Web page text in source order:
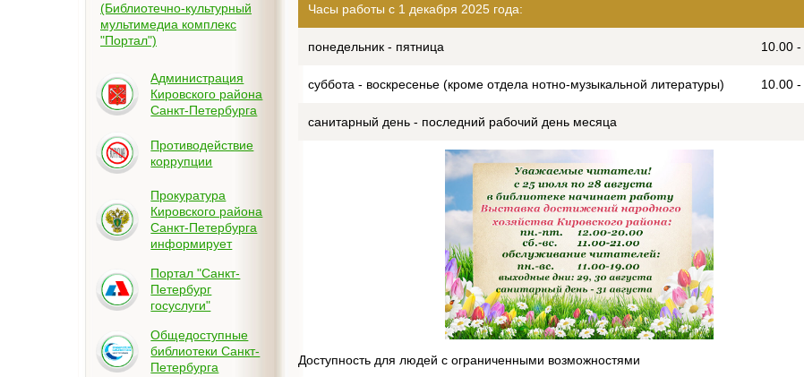
(Библиотечно-культурный
мультимедиа комплекс
"Портал")
Администрация
Кировского района
Санкт-Петербурга
Противодействие
коррупции
Прокуратура
Кировского района
Санкт-Петербурга
информирует
Портал "Санкт-
Петербург
госуслуги"
Общедоступные
библиотеки Санкт-
Петербурга
Часы работы с 1 декабря 2025 года:
понедельник - пятница 10.00
суббота - воскресенье (кроме отдела нотно-музыкальной литературы) 10.00
санитарный день - последний рабочий день месяца
Доступность для людей с ограниченными возможностями